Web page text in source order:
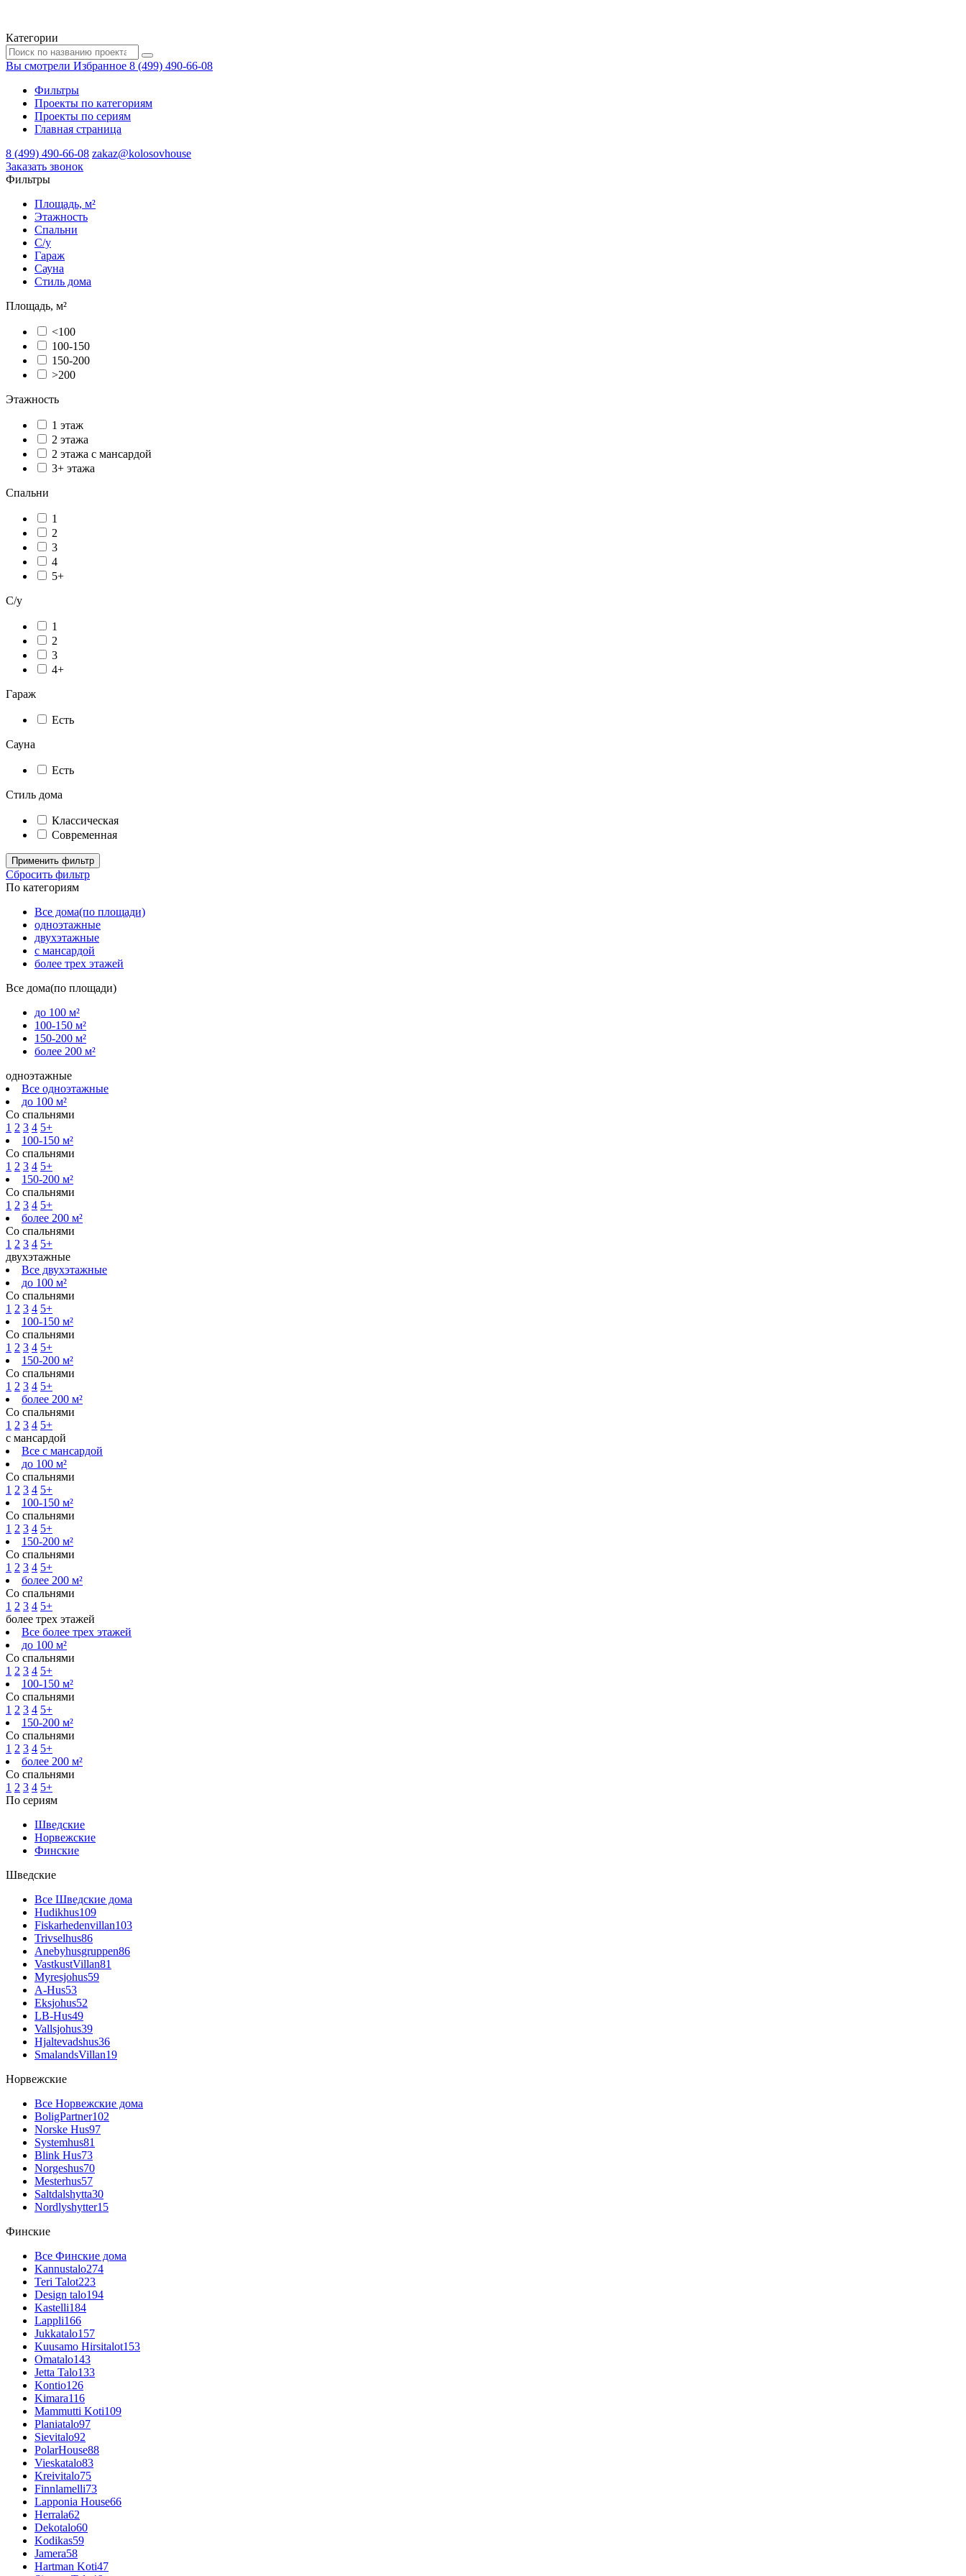
Категории
Вы смотрели Избранное 8 (499) 490-66-08
Фильтры
Проекты по категориям
Проекты по сериям
Главная страница
8 (499) 490-66-08 zakaz@kolosovhouse
3аказать звонок
Фильтры
Площадь, м²
Этажность
Спальни
С/у
Гараж
Сауна
Стиль дома
Площадь, м²
<100
100-150
150-200
>200
Этажность
1 этаж
2 этажа
2 этажа с мансардой
3+ этажа
Спальни
1
2
3
4
5+
С/у
1
2
3
4+
Гараж
Есть
Сауна
Есть
Стиль дома
Классическая
Современная
Применить фильтр
Сбросить фильтр
По категориям
Все дома(по площади)
одноэтажные
двухэтажные
с мансардой
более трех этажей
Все дома(по площади)
до 100 м²
100-150 м²
150-200 м²
более 200 м²
одноэтажные
Все одноэтажные
до 100 м²
Со спальнями
1 2 3 4 5+
100-150 м²
Со спальнями
1 2 3 4 5+
150-200 м²
Со спальнями
1 2 3 4 5+
более 200 м²
Со спальнями
1 2 3 4 5+
двухэтажные
Все двухэтажные
до 100 м²
Со спальнями
1 2 3 4 5+
100-150 м²
Со спальнями
1 2 3 4 5+
150-200 м²
Со спальнями
1 2 3 4 5+
более 200 м²
Со спальнями
1 2 3 4 5+
с мансардой
Все с мансардой
до 100 м²
Со спальнями
1 2 3 4 5+
100-150 м²
Со спальнями
1 2 3 4 5+
150-200 м²
Со спальнями
1 2 3 4 5+
более 200 м²
Со спальнями
1 2 3 4 5+
более трех этажей
Все более трех этажей
до 100 м²
Со спальнями
1 2 3 4 5+
100-150 м²
Со спальнями
1 2 3 4 5+
150-200 м²
Со спальнями
1 2 3 4 5+
более 200 м²
Со спальнями
1 2 3 4 5+
По сериям
Шведские
Норвежские
Финские
Шведские
Все Шведские дома
Hudikhus109
Fiskarhedenvillan103
Trivselhus86
Anebyhusgruppen86
VastkustVillan81
Myresjohus59
A-Hus53
Eksjohus52
LB-Hus49
Vallsjohus39
Hjaltevadshus36
SmalandsVillan19
Норвежские
Все Норвежские дома
BoligPartner102
Norske Hus97
Systemhus81
Blink Hus73
Norgeshus70
Mesterhus57
Saltdalshytta30
Nordlyshytter15
Финские
Все Финские дома
Kannustalo274
Teri Talot223
Design talo194
Kastelli184
Lappli166
Jukkatalo157
Kuusamo Hirsitalot153
Omatalo143
Jetta Talo133
Kontio126
Kimara116
Mammutti Koti109
Planiatalo97
Sievitalo92
PolarHouse88
Vieskatalo83
Kreivitalo75
Finnlamelli73
Lapponia House66
Herrala62
Dekotalo60
Kodikas59
Jamera58
Hartman Koti47